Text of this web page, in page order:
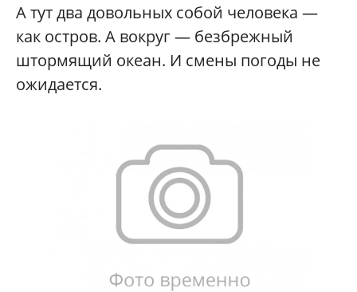
А тут два довольных собой человека —
как остров. А вокруг — безбрежный
штормящий океан. И смены погоды не
ожидается.